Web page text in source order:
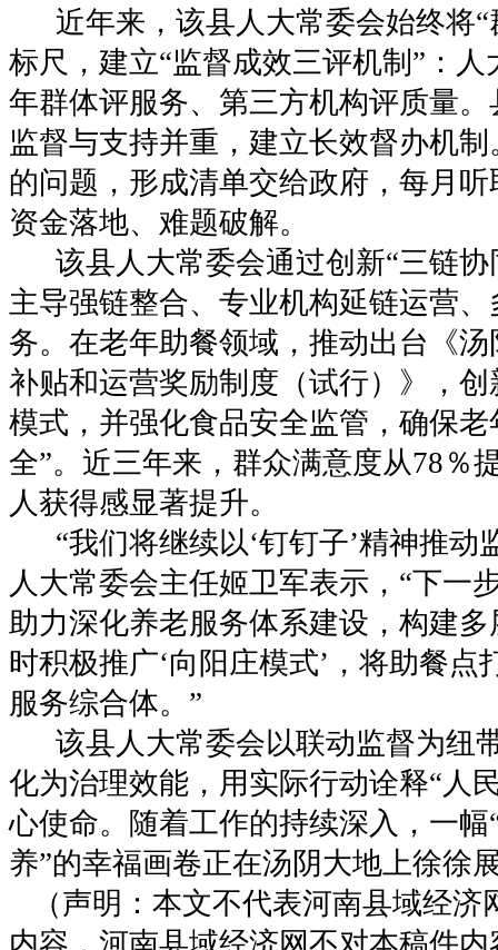
近年来，该县人大常委会始终将“
标尺，建立“监督成效三评机制”：
年群体评服务、第三方机构评质量
监督与支持并重，建立长效督办机
的问题，形成清单交给政府，每月
资金落地、难题破解。
该县人大常委会通过创新“三链协
主导强链整合、专业机构延链运营
务。在老年助餐领域，推动出台《
补贴和运营奖励制度（试行）》，
模式，并强化食品安全监管，确保
全”。近三年来，群众满意度从78％
人获得感显著提升。
“我们将继续以‘钉钉子’精神推动
人大常委会主任姬卫军表示，“下一
助力深化养老服务体系建设，构建
时积极推广‘向阳庄模式’，将助餐点
服务综合体。”
该县人大常委会以联动监督为纽
化为治理效能，用实际行动诠释“人
心使命。随着工作的持续深入，一
养”的幸福画卷正在汤阴大地上徐徐
（声明：本文不代表河南县域经济
内容，河南县域经济网不对本稿件